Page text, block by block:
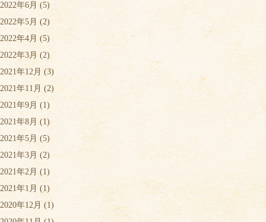
2022年6月 (5)
2022年5月 (2)
2022年4月 (5)
2022年3月 (2)
2021年12月(3)
2021年11月 (2)
2021年9月 (1)
2021年8月(1)
2021年5月 (5)
2021年3月 (2)
2021年2月 (1)
2021年1月 (1)
2020年12月(1)